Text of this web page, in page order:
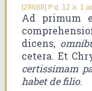
[28688] Iª q. 12 a. 1
Ad primum
dicens,
cetera. Et
certissimam
habet de filio.